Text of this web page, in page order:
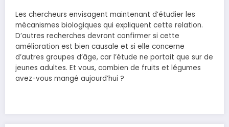
Les chercheurs envisagent maintenant d’étudier les
mécanismes biologiques qui expliquent cette relation.
D’autres recherches devront confirmer si cette
amélioration est bien causale et si elle concerne
d’autres groupes d’âge, car l’étude ne portait que sur de
jeunes adultes. Et vous, combien de fruits et légumes
avez-vous mangé aujourd’hui ?